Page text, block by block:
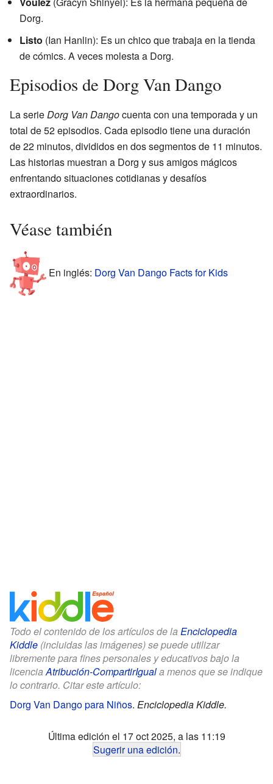
Dorg.
Listo (Ian Hanlin): Es un chico que trabaja en la tienda
de cómics. A veces molesta a Dorg.
Episodios de Dorg Van Dango
La serieDorg Van Dangocuenta con una temporada y un
total de 52 episodios. Cada episodio tiene una duración
de 22 minutos, divididos en dos segmentos de 11 minutos.
Las historias muestran a Dorg y sus amigos mágicos
enfrentando situaciones cotidianas y desafíos
extraordinarios.
Véase también
En inglés: Dorg Van Dango Facts for Kids
Todo el contenido de los artículos de la Enciclopedia
Kiddle (incluidas las imágenes) se puede utilizar
libremente para fines personales y educativos bajo la
licenciaAtribución-CompartirIguala menos que se indique
lo contrario. Citar este artículo:
Dorg Van Dango para Niños. Enciclopedia Kiddle.
Última edición el 17 oct 2025, a las 11:19
Sugerir una edición.